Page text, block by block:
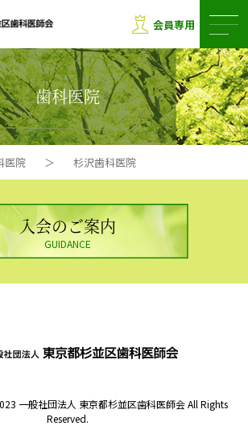
会員専用
歯科医院
医院 ＞ 杉沢歯科医院
入会のご案内
GUIDANCE
一般社団法人 東京都杉並区歯科医師会 All Rights
Reserved.